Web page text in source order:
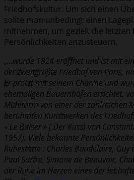
Friedhofskultur. Um sich einen
sollte man unbedingt einen
mitnehmen, um gezielt die
Persönlichkeiten anzusteuern.
„…wurde 1824 eröffnet und ist mit
der zweitgrößte Friedhof von Paris,
Er protzt mit seinem Charme und
ehemaligen Bauernhöfen errichtet,
Mühlturm von einer der zahlreichen
berühmten Kunstwerken des
« Le Baiser » ( Der Kuss) von
1957). Viele bekannte
Ruhestätte : Charles Baudelaire, Guy
Paul Sartre, Simone de Beauvoir,
der Ruhe im Herzen eines der